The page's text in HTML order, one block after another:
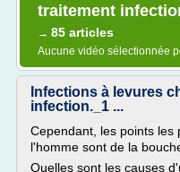
traitement
→ 85 articles
Aucune vidéo sélectionnée
Infections à levures
infection._1 ...
Cependant, les points les
l'homme sont de la
Quelles sont les causes